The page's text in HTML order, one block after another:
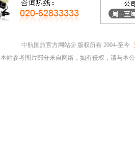
中航国旅官方网站@ 版权所有 2004-至今
本站参考图片部分来自网络，如有侵权，请与本